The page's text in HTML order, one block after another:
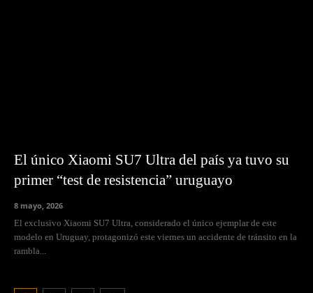
El único Xiaomi SU7 Ultra del país ya tuvo su
primer “test de resistencia” uruguayo
8 mayo, 2026
El exclusivo Xiaomi SU7 Ultra, considerado el único ejemplar de este
modelo en Uruguay, protagonizó este viernes un accidente de tránsito en la
rambla...